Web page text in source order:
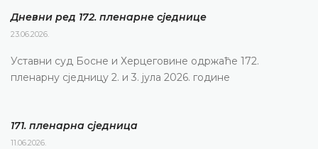
Дневни ред 172. пленарне сједнице
23.06.2026.
Уставни суд Босне и Херцеговине одржаће 172.
пленарну сједницу 2. и 3. јула 2026. године
171. пленарна сједницa
11.06.2026.